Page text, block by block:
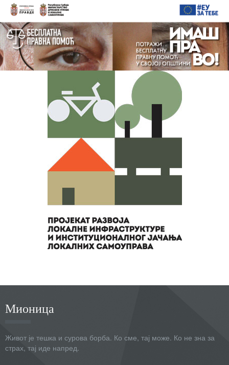
Мионица
Живот је тешка и сурова борба. Ко сме, тај може. Ко не зна за
страх, тај иде напред.